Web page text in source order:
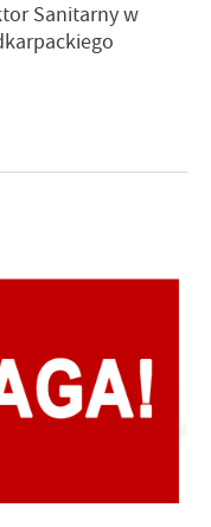
Sanitarny w